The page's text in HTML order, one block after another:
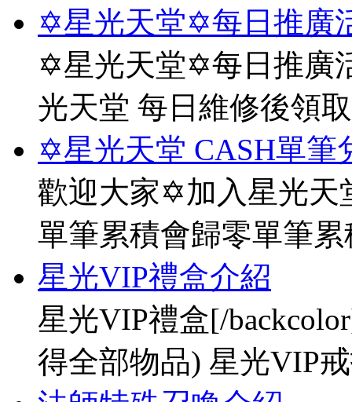
✡星光天堂✡每日推廣
✡星光天堂✡每日推廣
光天堂 每日維修後領
✡星光天堂 CASH單筆
歡迎大家✡加入星光天
單筆累積會歸零單筆
星光VIP禮盒介紹
星光VIP禮盒[/
得全部物品) 星光VIP